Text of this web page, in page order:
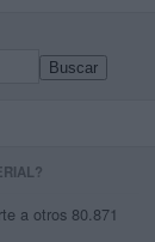
Buscar
a otros 80.871